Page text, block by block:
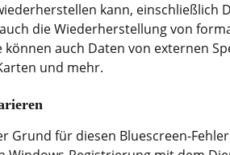
kann, einschließlich
die Wiederherstellung von
auch Daten von externen
und mehr.
für diesen Bluescreen-